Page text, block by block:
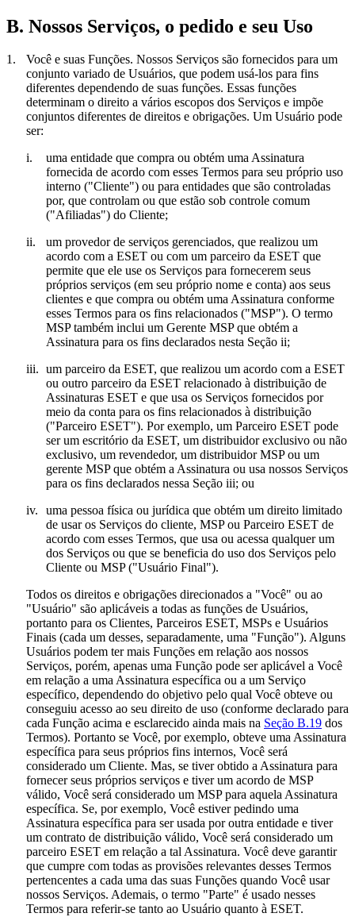
B. Nossos Serviços, o pedido e seu Uso
1. Você e suas Funções. Nossos Serviços são fornecidos para um
conjunto variado de Usuários, que podem usá-los para fins
diferentes dependendo de suas funções. Essas funções
determinam o direito a vários escopos dos Serviços e impõe
conjuntos diferentes de direitos e obrigações. Um Usuário pode
ser:
i.
uma entidade que compra ou obtém uma Assinatura
fornecida de acordo com esses Termos para seu próprio uso
interno ("Cliente") ou para entidades que são controladas
por, que controlam ou que estão sob controle comum
("Afiliadas") do Cliente;
ii.
um provedor de serviços gerenciados, que realizou um
acordo com a ESET ou com um parceiro da ESET que
permite que ele use os Serviços para fornecerem seus
próprios serviços (em seu próprio nome e conta) aos seus
clientes e que compra ou obtém uma Assinatura conforme
esses Termos para os fins relacionados ("MSP"). O termo
MSP também inclui um Gerente MSP que obtém a
Assinatura para os fins declarados nesta Seção ii;
iii. um parceiro da ESET, que realizou um acordo com a ESET
ou outro parceiro da ESET relacionado à distribuição de
Assinaturas ESET e que usa os Serviços fornecidos por
meio da conta para os fins relacionados à distribuição
("Parceiro ESET"). Por exemplo, um Parceiro ESET pode
ser um escritório da ESET, um distribuidor exclusivo ou não
exclusivo, um revendedor, um distribuidor MSP ou um
gerente MSP que obtém a Assinatura ou usa nossos Serviços
para os fins declarados nessa Seção iii; ou
iv.
uma pessoa física ou jurídica que obtém um direito limitado
de usar os Serviços do cliente, MSP ou Parceiro ESET de
acordo com esses Termos, que usa ou acessa qualquer um
dos Serviços ou que se beneficia do uso dos Serviços pelo
Cliente ou MSP ("Usuário Final").
Todos os direitos e obrigações direcionados a "Você" ou ao
"Usuário" são aplicáveis a todas as funções de Usuários,
portanto para os Clientes, Parceiros ESET, MSPs e Usuários
Finais (cada um desses, separadamente, uma "Função"). Alguns
Usuários podem ter mais Funções em relação aos nossos
Serviços, porém, apenas uma Função pode ser aplicável a Você
em relação a uma Assinatura específica ou a um Serviço
específico, dependendo do objetivo pelo qual Você obteve ou
conseguiu acesso ao seu direito de uso (conforme declarado para
cada Função acima e esclarecido ainda mais na Seção B.19 dos
Termos). Portanto se Você, por exemplo, obteve uma Assinatura
específica para seus próprios fins internos, Você será
considerado um Cliente. Mas, se tiver obtido a Assinatura para
fornecer seus próprios serviços e tiver um acordo de MSP
válido, Você será considerado um MSP para aquela Assinatura
específica. Se, por exemplo, Você estiver pedindo uma
Assinatura específica para ser usada por outra entidade e tiver
um contrato de distribuição válido, Você será considerado um
parceiro ESET em relação a tal Assinatura. Você deve garantir
que cumpre com todas as provisões relevantes desses Termos
pertencentes a cada uma das suas Funções quando Você usar
nossos Serviços. Ademais, o termo "Parte" é usado nesses
Termos para referir-se tanto ao Usuário quanto à ESET.